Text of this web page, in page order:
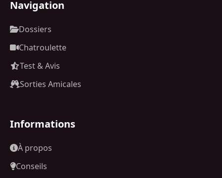
Navigation
Dossiers
Chatroulette
Test & Avis
Sorties Amicales
Informations
À propos
Conseils